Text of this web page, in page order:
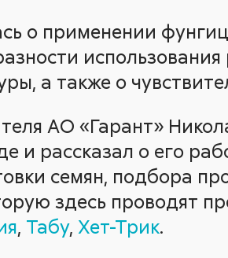
о применении
использования
а также о
АО «Гарант»
и рассказал о его
семян, подбора
здесь проводят
, Табу, Хет-Трик.